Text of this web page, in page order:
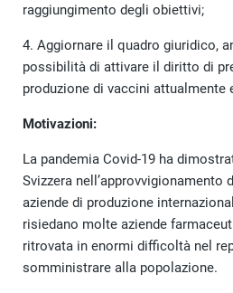
raggiungimento degli obiettivi;
4. Aggiornare il quadro giuridico,
possibilità di attivare il diritto di
produzione di vaccini attualmente
Motivazioni:
La pandemia Covid-19 ha
Svizzera nell’approvvigionamento
aziende di produzione
risiedano molte aziende
ritrovata in enormi difficoltà nel
somministrare alla popolazione.